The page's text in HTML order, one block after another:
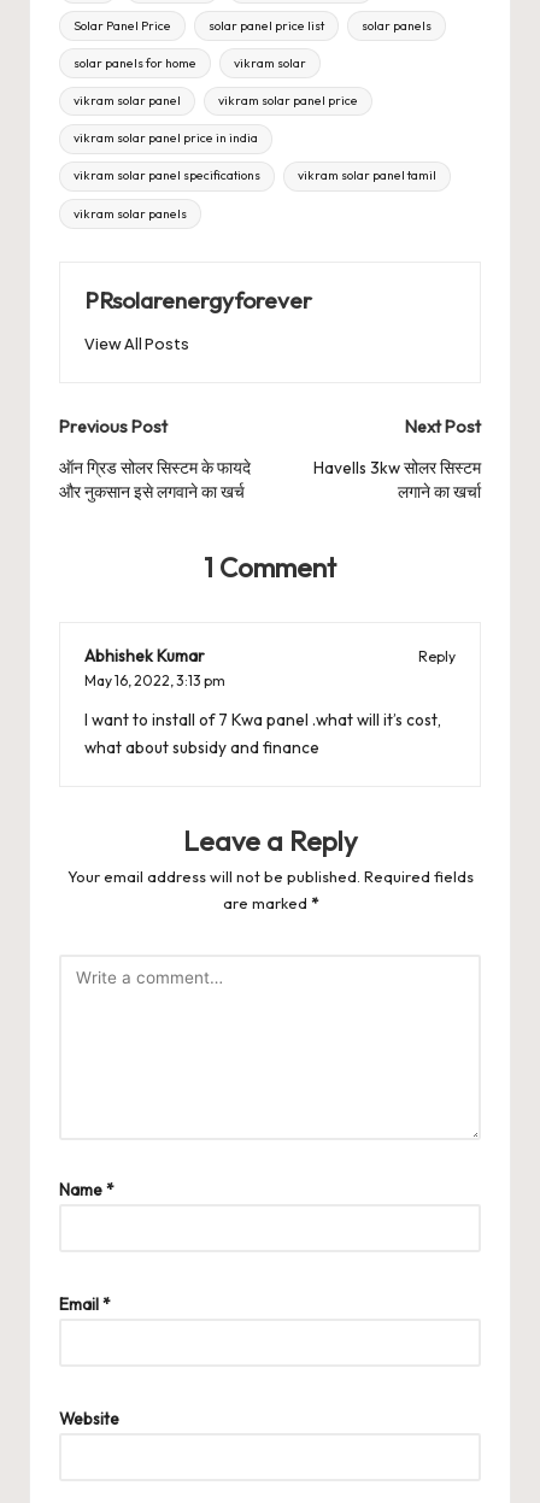
Solar Panel Price solar panel price list solar panels
solar panels for home vikram solar
vikram solar panel vikram solar panel price
vikram solar panel price in india
vikram solar panel specifications vikram solar panel tamil
vikram solar panels
PRsolarenergyforever
View All Posts
Post
navigation
Previous Post
ऑन ग्रिड सोलर सिस्टम के फायदे
और नुकसान इसे लगवाने का खर्च
Next Post
Havells 3kw सोलर सिस्टम
लगाने का खर्चा
1 Comment
Abhishek Kumar
Reply
May 16, 2022,3:13 pm
I want to install of 7 Kwa panel .what will it’s cost,
what about subsidy and finance
Leave a Reply
Your email address will not be published. Required fields
are marked *
Name*
Email*
Website